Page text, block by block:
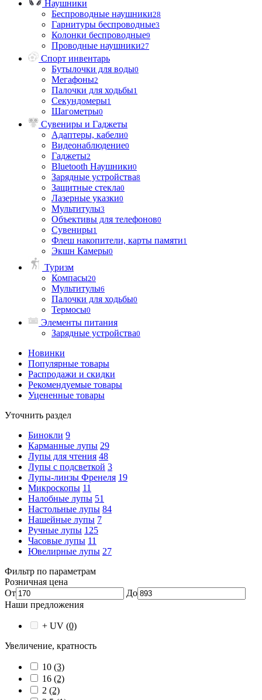
Наушники
Беспроводные наушники28
Гарнитуры беспроводные3
Колонки беспроводные9
Проводные наушники27
Спорт инвентарь
Бутылочки для воды0
Мегафоны2
Палочки для ходьбы1
Секундомеры1
Шагометры0
Сувениры и Гаджеты
Адаптеры, кабели0
Видеонаблюдение0
Гаджеты2
Bluetooth Наушники0
Зарядные устройства8
Защитные стекла0
Лазерные указки0
Мультитулы3
Объективы для телефонов0
Сувениры1
Флеш накопители, карты памяти1
Экшн Камеры0
Туризм
Компасы20
Мультитулы6
Палочки для ходьбы0
Термосы0
Элементы питания
Зарядные устройства0
Новинки
Популярные товары
Распродажи и скидки
Рекомендуемые товары
Уцененные товары
Уточнить раздел
Бинокли 9
Карманные лупы 29
Лупы для чтения 48
Лупы с подсветкой 3
Лупы-линзы Френеля 19
Микроскопы 11
Налобные лупы 51
Настольные лупы 84
Нашейные лупы 7
Ручные лупы 125
Часовые лупы 11
Ювелирные лупы 27
Фильтр по параметрам
Розничная цена
От
До
Наши предложения
+ UV (0)
Увеличение, кратность
10 (3)
16 (2)
2 (2)